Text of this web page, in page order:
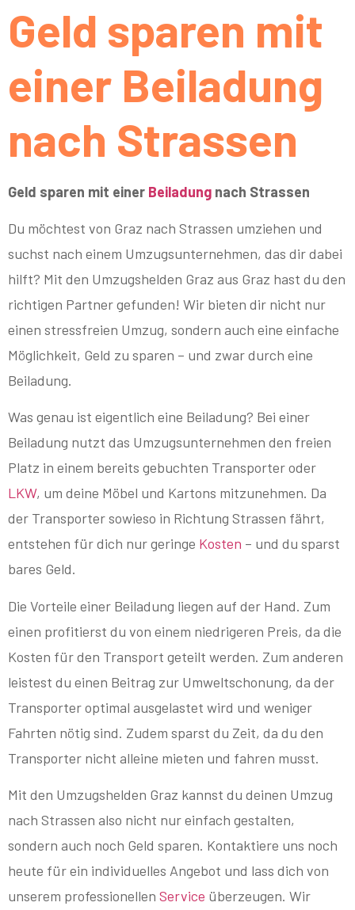
Geld sparen mit
einer Beiladung
nach Strassen
Geld sparen mit einer Beiladung nach Strassen
Du möchtest von Graz nach Strassen umziehen und
suchst nach einem Umzugsunternehmen, das dir dabei
hilft? Mit den Umzugshelden Graz aus Graz hast du den
richtigen Partner gefunden! Wir bieten dir nicht nur
einen stressfreien Umzug, sondern auch eine einfache
Möglichkeit, Geld zu sparen – und zwar durch eine
Beiladung.
Was genau ist eigentlich eine Beiladung? Bei einer
Beiladung nutzt das Umzugsunternehmen den freien
Platz in einem bereits gebuchten Transporter oder
LKW, um deine Möbel und Kartons mitzunehmen. Da
der Transporter sowieso in Richtung Strassen fährt,
entstehen für dich nur geringe Kosten – und du sparst
bares Geld.
Die Vorteile einer Beiladung liegen auf der Hand. Zum
einen profitierst du von einem niedrigeren Preis, da die
Kosten für den Transport geteilt werden. Zum anderen
leistest du einen Beitrag zur Umweltschonung, da der
Transporter optimal ausgelastet wird und weniger
Fahrten nötig sind. Zudem sparst du Zeit, da du den
Transporter nicht alleine mieten und fahren musst.
Mit den Umzugshelden Graz kannst du deinen Umzug
nach Strassen also nicht nur einfach gestalten,
sondern auch noch Geld sparen. Kontaktiere uns noch
heute für ein individuelles Angebot und lass dich von
unserem professionellen Service überzeugen. Wir